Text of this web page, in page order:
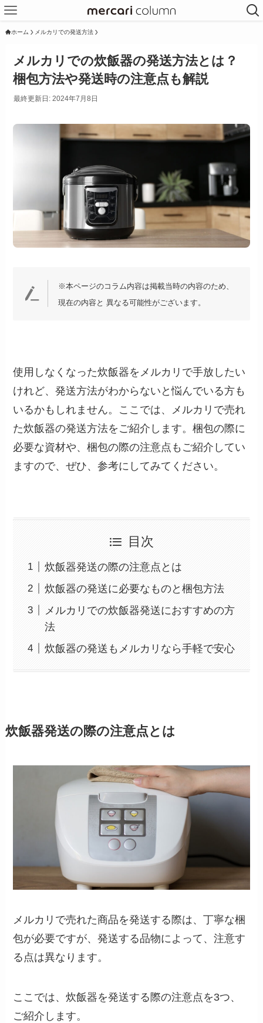
ホーム メルカリでの発送方法
メルカリでの炊飯器の発送方法とは？
梱包方法や発送時の注意点も解説
最終更新日: 2024年7月8日
※本ページのコラム内容は掲載当時の内容のため、
現在の内容と 異なる可能性がございます。
使用しなくなった炊飯器をメルカリで手放したい
けれど、発送方法がわからないと悩んでいる方も
いるかもしれません。ここでは、メルカリで売れ
た炊飯器の発送方法をご紹介します。梱包の際に
必要な資材や、梱包の際の注意点もご紹介してい
ますので、ぜひ、参考にしてみてください。
目次
炊飯器発送の際の注意点とは
炊飯器の発送に必要なものと梱包方法
メルカリでの炊飯器発送におすすめの方
法
炊飯器の発送もメルカリなら手軽で安心
炊飯器発送の際の注意点とは
メルカリで売れた商品を発送する際は、丁寧な梱
包が必要ですが、発送する品物によって、注意す
る点は異なります。
ここでは、炊飯器を発送する際の注意点を3つ、
ご紹介します。